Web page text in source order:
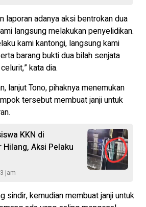
laporan adanya aksi bentrokan dua
langsung melakukan penyelidikan.
kami kantongi, langsung kami
barang bukti dua bilah senjata
kata dia.
lanjut Tono, pihaknya menemukan
tersebut membuat janji untuk
KKN di
Aksi Pelaku
jam
sindir, kemudian membuat janji untuk